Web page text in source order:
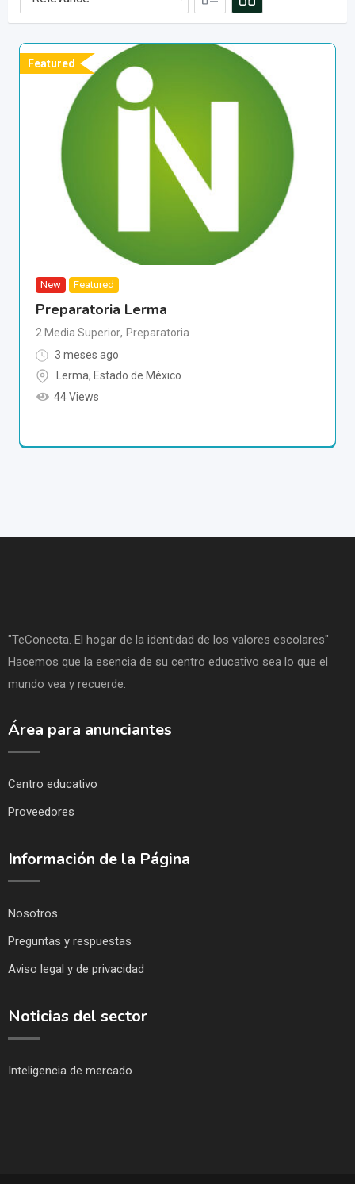
Featured
New Featured
Preparatoria Lerma
2 Media Superior, Preparatoria
3 meses ago
Lerma, Estado de México
44 Views
"TeConecta. El hogar de la identidad de los valores escolares"
Hacemos que la esencia de su centro educativo sea lo que el
mundo vea y recuerde.
Área para anunciantes
Centro educativo
Proveedores
Información de la Página
Nosotros
Preguntas y respuestas
Aviso legal y de privacidad
Noticias del sector
Inteligencia de mercado